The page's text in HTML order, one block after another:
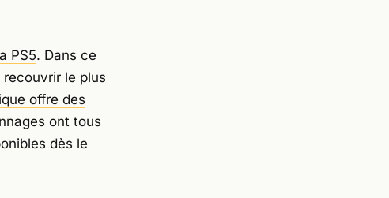
PS5. Dans ce
le plus
offre des
ont tous
dès le